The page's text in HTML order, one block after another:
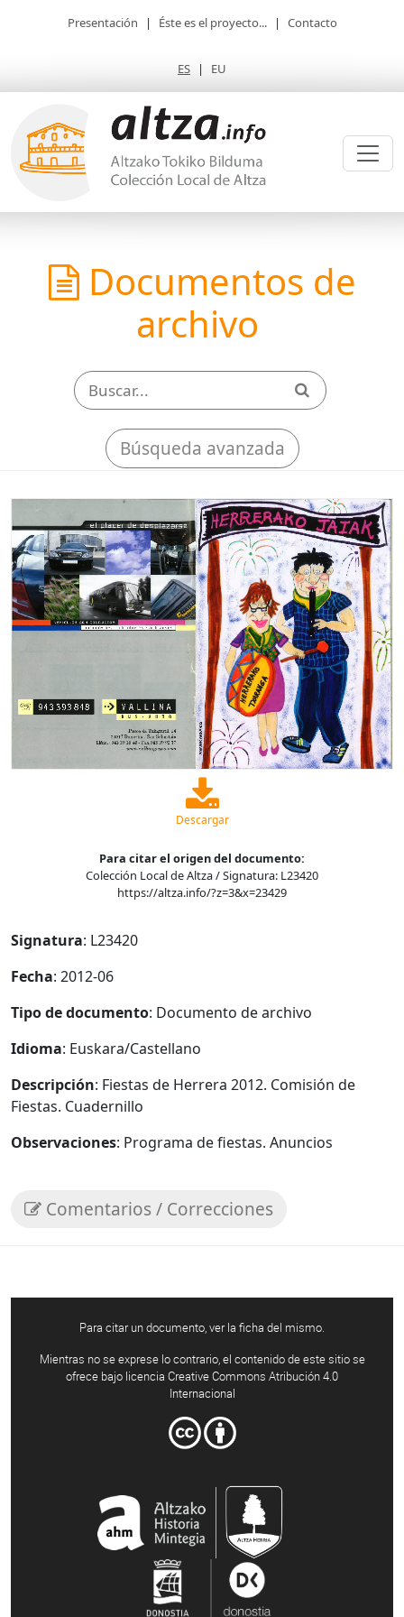
Presentación | Éste es el proyecto... | Contacto
ES | EU
Documentos de
archivo
Búsqueda avanzada
Descargar
Para citar el origen del documento:
Colección Local de Altza / Signatura: L23420
https://altza.info/?z=3&x=23429
Signatura: L23420
Fecha: 2012-06
Tipo de documento: Documento de archivo
Idioma: Euskara/Castellano
Descripción: Fiestas de Herrera 2012. Comisión de
Fiestas. Cuadernillo
Observaciones: Programa de fiestas. Anuncios
Comentarios / Correcciones
Para citar un documento, ver la ficha del mismo.
Mientras no se exprese lo contrario, el contenido de este sitio se
ofrece bajo licencia Creative Commons Atribución 4.0
Internacional